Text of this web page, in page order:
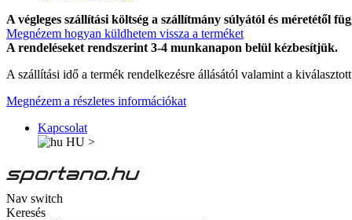
A végleges szállítási költség a szállítmány súlyától és méretétől
Megnézem hogyan küldhetem vissza a terméket
A rendeléseket rendszerint 3-4 munkanapon belül kézbesítjük.
A szállítási idő a termék rendelkezésre állásától valamint a
Megnézem a részletes információkat
Kapcsolat
HU >
Nav switch
Keresés